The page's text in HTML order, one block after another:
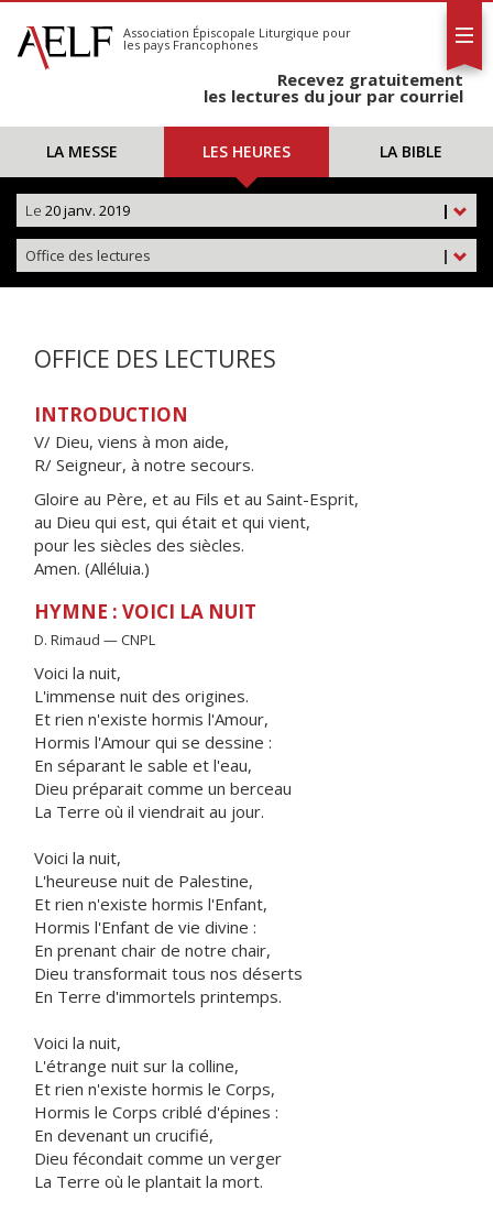
S'abonner
Calendrier
Association Épiscopale Liturgique pour
les pays Francophones
Recevez gratuitement
les lectures du jour par courriel
LA MESSE LES HEURES LA BIBLE
|
Le 20 janv. 2019
|
Office des lectures
OFFICE DES LECTURES
INTRODUCTION
V/ Dieu, viens à mon aide,
R/ Seigneur, à notre secours.
Gloire au Père, et au Fils et au Saint-Esprit,
au Dieu qui est, qui était et qui vient,
pour les siècles des siècles.
Amen. (Alléluia.)
HYMNE : VOICI LA NUIT
D. Rimaud — CNPL
Voici la nuit,
L'immense nuit des origines.
Et rien n'existe hormis l'Amour,
Hormis l'Amour qui se dessine :
En séparant le sable et l'eau,
Dieu préparait comme un berceau
La Terre où il viendrait au jour.
Voici la nuit,
L'heureuse nuit de Palestine,
Et rien n'existe hormis l'Enfant,
Hormis l'Enfant de vie divine :
En prenant chair de notre chair,
Dieu transformait tous nos déserts
En Terre d'immortels printemps.
Voici la nuit,
L'étrange nuit sur la colline,
Et rien n'existe hormis le Corps,
Hormis le Corps criblé d'épines :
En devenant un crucifié,
Dieu fécondait comme un verger
La Terre où le plantait la mort.